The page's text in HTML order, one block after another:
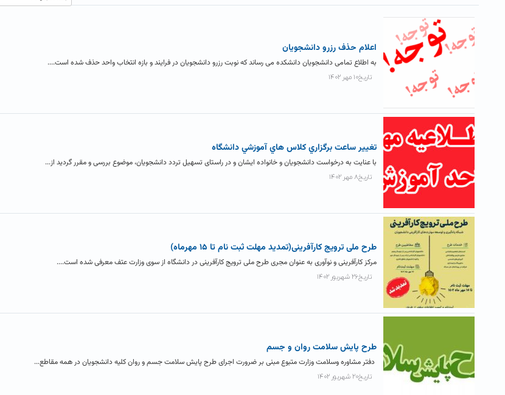
اعلام حذف رزرو دانشجويان
به اطلاع تمامی دانشجویان دانشکده می رساند که نوبت رزرو دانشجویان در فرایند و بازه انتخاب واحد حذف شده است....
تاریخ۱۰ مهر ۱۴۰۲
تغيير ساعت برگزاري کلاس هاي آموزشي دانشگاه
با عنایت به درخواست دانشجویان و خانواده ایشان و در راستای تسهیل تردد دانشجویان، موضوع بررسی و مقرر گردید از...
تاریخ۸ مهر ۱۴۰۲
طرح ملی ترویج کارآفرینی(تمدید مهلت ثبت نام تا ۱۵ مهرماه)
مرکز کارآفرینی و نوآوری به عنوان مجری طرح ملی ترویج کارآفرینی در دانشگاه از سوی وزارت عتف معرفی شده است....
تاریخ۲۶ شهریور ۱۴۰۲
طرح پايش سلامت روان و جسم
دفتر مشاوره وسلامت وزارت متبوع مبنی بر ضرورت اجرای طرح پایش سلامت جسم و روان کلیه دانشجویان در همه مقاطع...
تاریخ۲۰ شهریور ۱۴۰۲